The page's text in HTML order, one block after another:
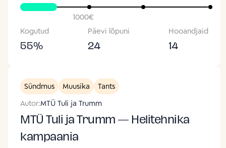
1000€
Kogutud
55%
Päevi lõpuni
24
Hooandjaid
14
Sündmus Muusika
Tants
Autor:MTÜ Tuli ja Trumm
MTÜ Tuli ja Trumm — Helitehnika
kampaania